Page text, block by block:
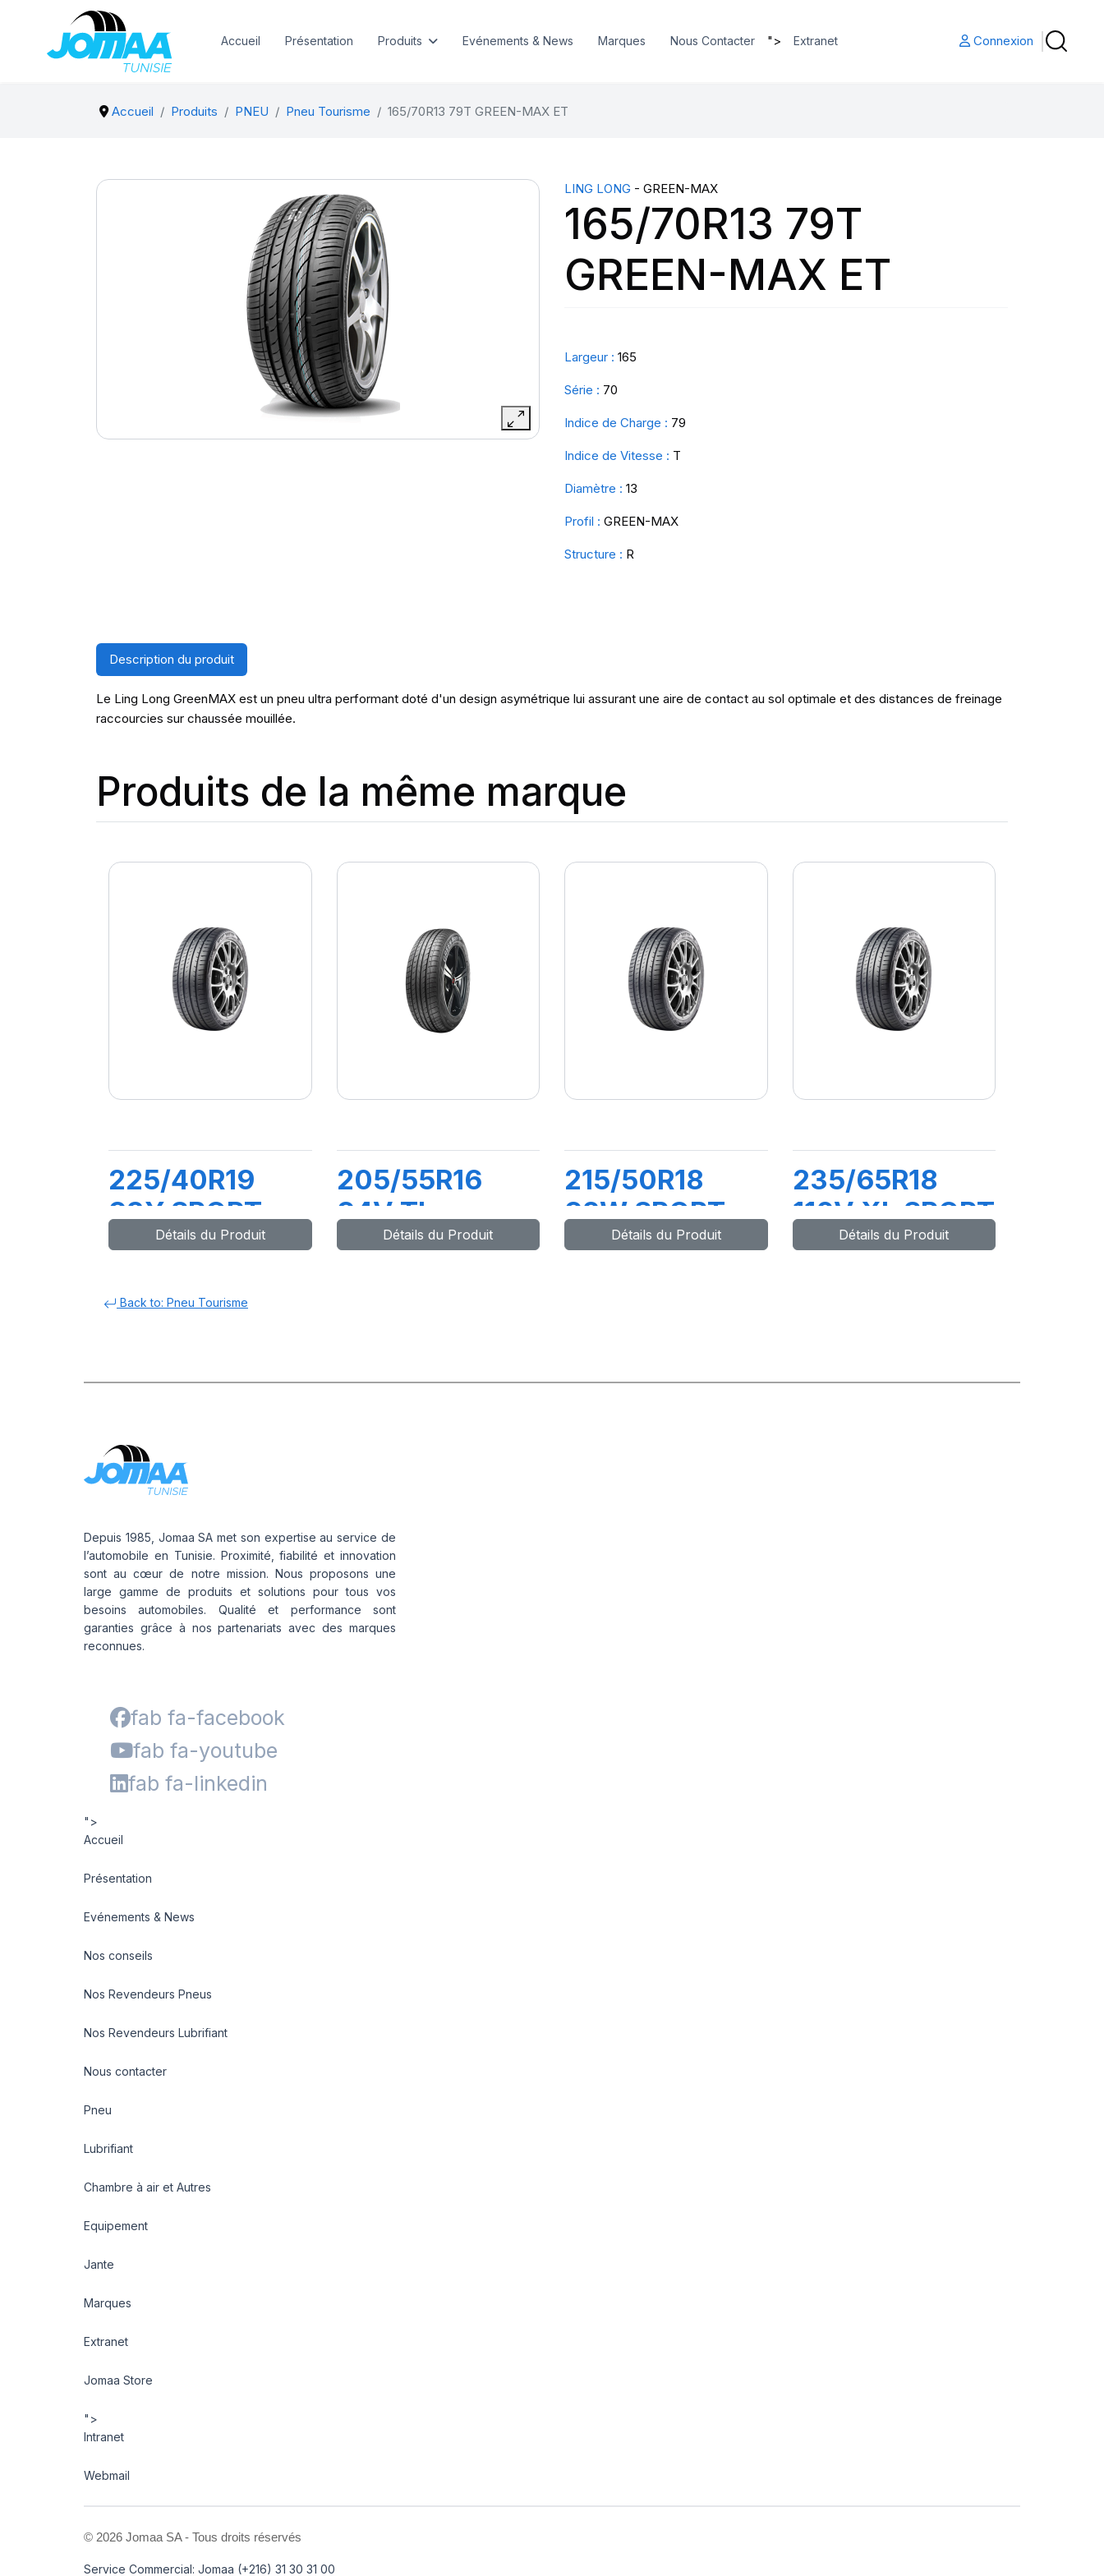
Accueil Présentation Produits Evénements & News Marques Nous Contacter "> Extranet Connexion
Accueil Produits PNEU Pneu Tourisme 165/70R13 79T GREEN-MAX ET
LING LONG - GREEN-MAX
165/70R13 79T
GREEN-MAX ET
Largeur : 165
Série : 70
Indice de Charge : 79
Indice de Vitesse : T
Diamètre : 13
Profil : GREEN-MAX
Structure : R
Description du produit
Le Ling Long GreenMAX est un pneu ultra performant doté d'un design asymétrique lui assurant une aire de contact au sol optimale et des distances de freinage
raccourcies sur chaussée mouillée.
Produits de la même marque
225/40R19
93Y SPORT
MASTER
Détails du Produit
205/55R16
94V TL
GREEN-MAX
Détails du Produit
215/50R18
92W SPORT
MASTER C/S
Détails du Produit
235/65R18
110V XL SPORT
MASTER C/S
Détails du Produit
Back to: Pneu Tourisme
Depuis 1985, Jomaa SA met son expertise au service de
l’automobile en Tunisie. Proximité, fiabilité et innovation
sont au cœur de notre mission. Nous proposons une
large gamme de produits et solutions pour tous vos
besoins automobiles. Qualité et performance sont
garanties grâce à nos partenariats avec des marques
reconnues.
fab fa-facebook
fab fa-youtube
fab fa-linkedin
">
Accueil
Présentation
Evénements & News
Nos conseils
Nos Revendeurs Pneus
Nos Revendeurs Lubrifiant
Nous contacter
Pneu
Lubrifiant
Chambre à air et Autres
Equipement
Jante
Marques
Extranet
Jomaa Store
">
Intranet
Webmail
© 2026 Jomaa SA - Tous droits réservés
Service Commercial: Jomaa (+216) 31 30 31 00